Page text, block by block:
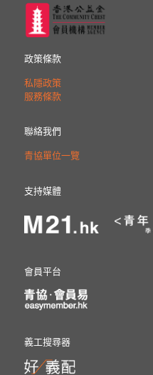
政策條款
私隱政策
服務條款
聯絡我們
青協單位一覽
支持媒體
會員平台
義工搜尋器